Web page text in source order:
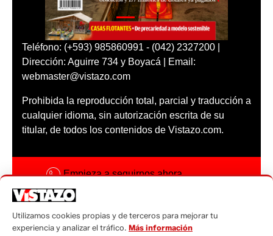
Teléfono: (+593) 985860991 - (042) 2327200 |
Dirección: Aguirre 734 y Boyacá | Email:
webmaster@vistazo.com
Prohibida la reproducción total, parcial y traducción a
cualquier idioma, sin autorización escrita de su
titular, de todos los contenidos de Vistazo.com.
Empieza a seguirnos ahora
Código ética
Utilizamos cookies propias y de terceros para mejorar tu
experiencia y analizar el tráfico. Más información